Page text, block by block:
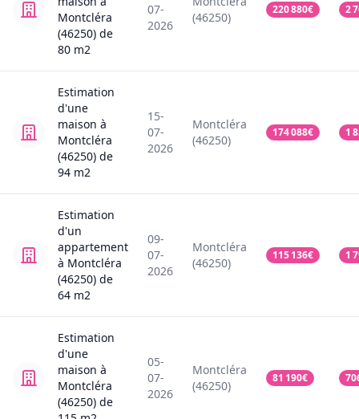
Montcléra
(46250) de
80 m2
07-
2026
(46250)
220 880€ 2
Estimation
d'une
maison à
Montcléra
(46250) de
94 m2
15-
07-
2026
Montcléra
(46250)
174 088€ 1
Estimation
d'un
appartement
à Montcléra
(46250) de
64 m2
09-
07-
2026
Montcléra
(46250)
115 136€ 1
Estimation
d'une
maison à
Montcléra
(46250) de
05-
07-
2026
Montcléra
(46250)
81 190€